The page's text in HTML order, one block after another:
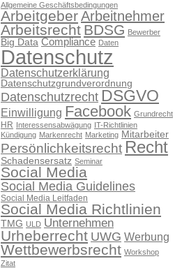
Allgemeine Geschäftsbedingungen
ArbeitgeberArbeitnehmer
Arbeitsrecht BDSG Bewerber
Big Data Compliance Daten
Datenschutz
Datenschutzerklärung
Datenschutzgrundverordnung
Datenschutzrecht DSGVO
Einwilligung Facebook Grundrecht
HR Interessensabwägung IT-Richtlinien
Kündigung Markenrecht Marketing Mitarbeiter
Persönlichkeitsrecht Recht
Schadensersatz Seminar
Social Media
Social Media Guidelines
Social Media Leitfaden
Social Media Richtlinien
TMG ULD Unternehmen
Urheberrecht UWG Werbung
Wettbewerbsrecht Workshop
Zitat